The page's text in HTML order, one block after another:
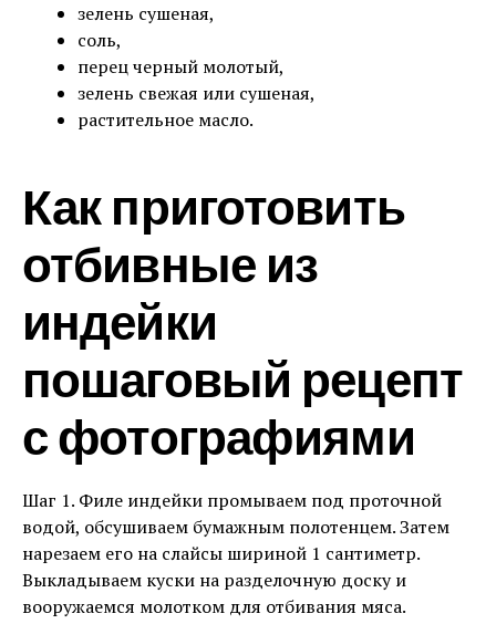
зелень сушеная,
соль,
перец черный молотый,
зелень свежая или сушеная,
растительное масло.
Как приготовить
отбивные из
индейки
пошаговый рецепт
с фотографиями
Шаг 1. Филе индейки промываем под проточной
водой, обсушиваем бумажным полотенцем. Затем
нарезаем его на слайсы шириной 1 сантиметр.
Выкладываем куски на разделочную доску и
вооружаемся молотком для отбивания мяса.